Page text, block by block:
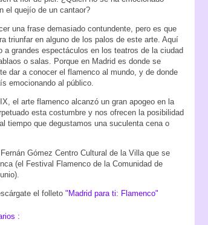
el quejío de un cantaor?
una frase demasiado contundente, pero es que
triunfar en alguno de los palos de este arte. Aquí
grandes espectáculos en los teatros de la ciudad
o salas. Porque en Madrid es donde se
dar a conocer el flamenco al mundo, y de donde
emocionando al público.
el arte flamenco alcanzó un gran apogeo en la
esta costumbre y nos ofrecen la posibilidad
tiempo que degustamos una suculenta cena o
Gómez Centro Cultural de la Villa que se
(el Festival Flamenco de la Comunidad de
el folleto "Madrid para ti: Flamenco"
: